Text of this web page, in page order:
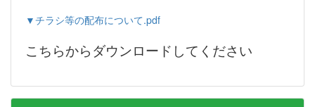
▼チラシ等の配布について.pdf
こちらからダウンロードしてください